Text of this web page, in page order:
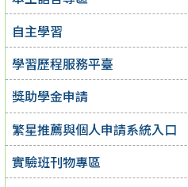
自主學習
學習歷程服務平臺
獎助學金申請
繁星推薦與個人申請系統入口
實驗班刊物專區